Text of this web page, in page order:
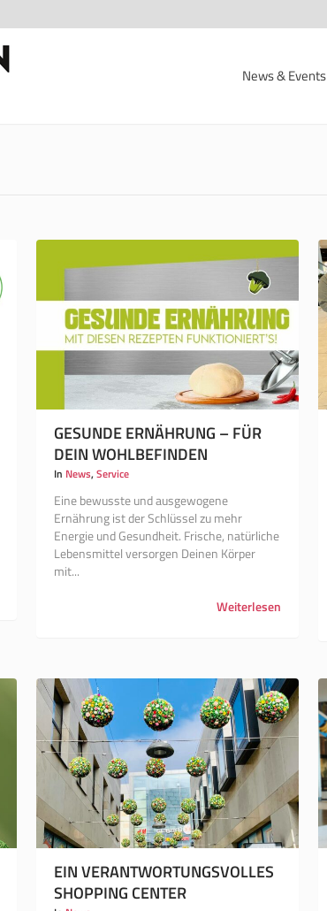
News & Events
GESUNDE ERNÄHRUNG – FÜR
DEIN WOHLBEFINDEN
In News,Service
Eine bewusste und ausgewogene
Ernährung ist der Schlüssel zu mehr
Energie und Gesundheit. Frische, natürliche
Lebensmittel versorgen Deinen Körper
mit...
Weiterlesen
EIN VERANTWORTUNGSVOLLES
SHOPPING CENTER